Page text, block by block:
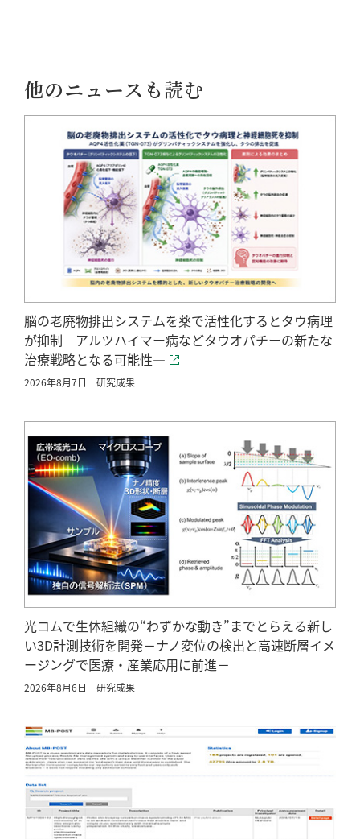
他のニュースも読む
脳の老廃物排出システムを薬で活性化するとタウ病理
が抑制―アルツハイマー病などタウオパチーの新たな
治療戦略となる可能性―
2026年8月7日 研究成果
光コムで生体組織の“わずかな動き”までとらえる新し
い3D計測技術を開発－ナノ変位の検出と高速断層イメ
ージングで医療・産業応用に前進－
2026年8月6日 研究成果